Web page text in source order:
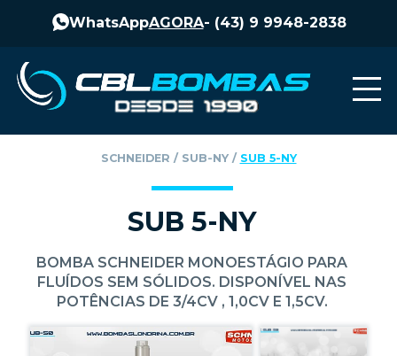
WhatsAppAGORA- (43) 9 9948-2838
SCHNEIDER ‎ / ‎ SUB-NY‎ / ‎ SUB 5-NY
SUB 5-NY
BOMBA SCHNEIDER MONOESTÁGIO PARA
FLUÍDOS SEM SÓLIDOS. DISPONÍVEL NAS
POTÊNCIAS DE 3/4CV , 1,0CV E 1,5CV.